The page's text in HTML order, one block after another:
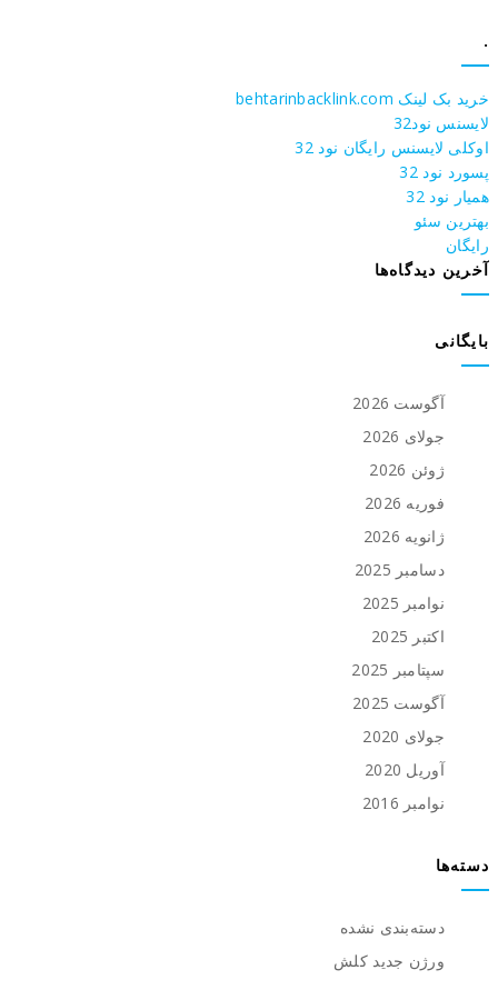
.
خرید بک لینک behtarinbacklink.com
لایسنس نود32
اوکلی لایسنس رایگان نود 32
پسورد نود 32
همیار نود 32
بهترین سئو
رایگان
آخرین دیدگاه‌ها
بایگانی
آگوست 2026
جولای 2026
ژوئن 2026
فوریه 2026
ژانویه 2026
دسامبر 2025
نوامبر 2025
اکتبر 2025
سپتامبر 2025
آگوست 2025
جولای 2020
آوریل 2020
نوامبر 2016
دسته‌ها
دسته‌بندی نشده
ورژن جدید کلش